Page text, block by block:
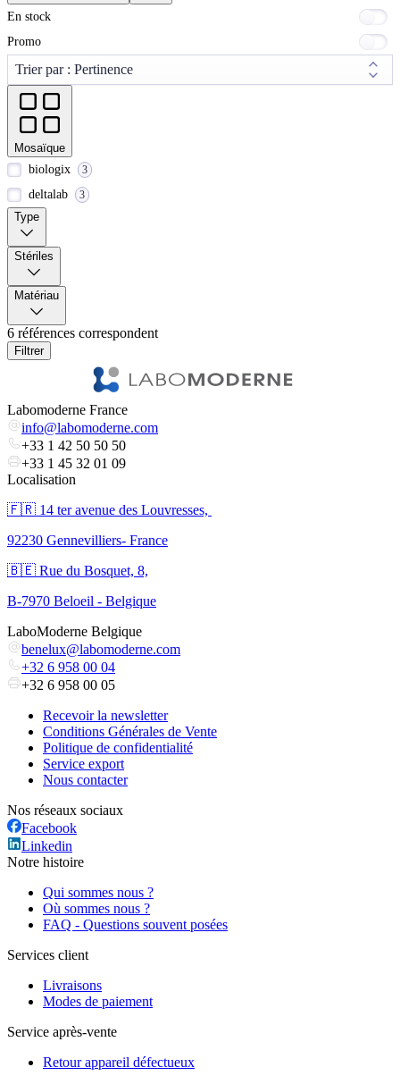
En stock
Promo
Mosaïque
biologix
3
deltalab 3
Type
Stériles
Matériau
6 références correspondent
Filtrer
Labomoderne France
info@labomoderne.com
+33 1 42 50 50 50
+33 1 45 32 01 09
Localisation
🇫🇷 ​14 ter avenue des Louvresses,
92230 Gennevilliers- France
🇧🇪 Rue du Bosquet, 8,
B-7970 Beloeil - Belgique
LaboModerne Belgique
benelux@labomoderne.com
+32 6 958 00 04
+32 6 958 00 05
Recevoir la newsletter
Conditions Générales de Vente
Politique de confidentialité
Service export
Nous contacter
Nos réseaux sociaux
Facebook
Linkedin
Notre histoire
Qui sommes nous ?
Où sommes nous ?
FAQ - Questions souvent posées
Services client
Livraisons
Modes de paiement
Service après-vente
Retour appareil défectueux